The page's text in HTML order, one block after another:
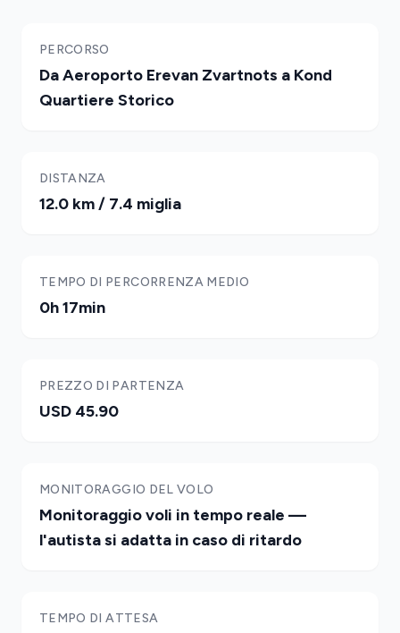
PERCORSO
Da Aeroporto Erevan Zvartnots a Kond
Quartiere Storico
DISTANZA
12.0 km / 7.4 miglia
TEMPO DI PERCORRENZA MEDIO
0h 17min
PREZZO DI PARTENZA
USD 45.90
MONITORAGGIO DEL VOLO
Monitoraggio voli in tempo reale —
l'autista si adatta in caso di ritardo
TEMPO DI ATTESA